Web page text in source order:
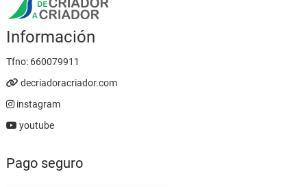
Información
Tfno: 660079911
decriadoracriador.com
instagram
youtube
Pago seguro